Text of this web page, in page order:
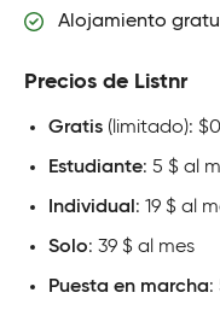
Alojamiento
Precios de Listnr
Gratis (limitado): $0
Estudiante: 5 $ al
Individual : 19 $ al
Solo: 39 $ al mes
Puesta en marcha: